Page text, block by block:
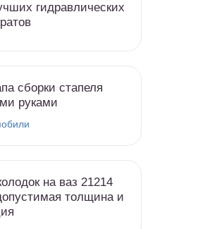
гидравлических
сборки стапеля
руками
на ваз 21214
толщина и